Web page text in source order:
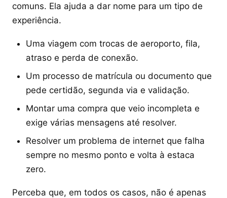
comuns. Ela ajuda a dar nome para um tipo de
experiência.
Uma viagem com trocas de aeroporto, fila,
atraso e perda de conexão.
Um processo de matrícula ou documento que
pede certidão, segunda via e validação.
Montar uma compra que veio incompleta e
exige várias mensagens até resolver.
Resolver um problema de internet que falha
sempre no mesmo ponto e volta à estaca
zero.
Perceba que, em todos os casos, não é apenas